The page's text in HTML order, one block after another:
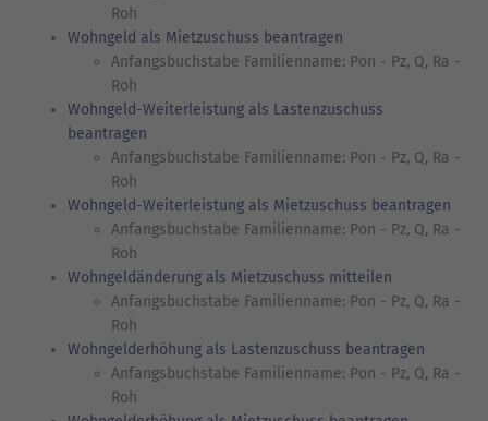
Roh
Wohngeld als Mietzuschuss beantragen
Anfangsbuchstabe Familienname: Pon - Pz, Q, Ra -
Roh
Wohngeld-Weiterleistung als Lastenzuschuss
beantragen
Anfangsbuchstabe Familienname: Pon - Pz, Q, Ra -
Roh
Wohngeld-Weiterleistung als Mietzuschuss beantragen
Anfangsbuchstabe Familienname: Pon - Pz, Q, Ra -
Roh
Wohngeldänderung als Mietzuschuss mitteilen
Anfangsbuchstabe Familienname: Pon - Pz, Q, Ra -
Roh
Wohngelderhöhung als Lastenzuschuss beantragen
Anfangsbuchstabe Familienname: Pon - Pz, Q, Ra -
Roh